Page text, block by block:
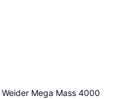
Weider Mega Mass 4000